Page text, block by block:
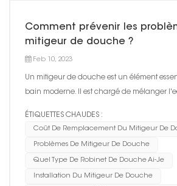
Comment prévenir les
mitigeur de douche ?
Feb 10, 2023
Un mitigeur de douche est un élément
bain moderne. Il est chargé de mélanger
ÉTIQUETTES CHAUDES :
Coût De Remplacement Du Mitigeur De
Problèmes De Mitigeur De Douche
Quel Type De Robinet De Douche Ai-Je
Installation Du Mitigeur De Douche